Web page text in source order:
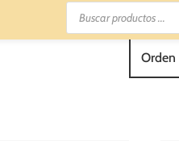
Búsqueda
productos